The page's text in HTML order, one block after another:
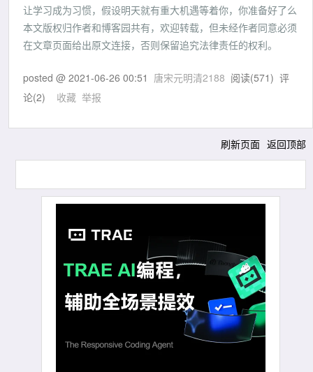
让学习成为习惯，假设明天就有重大机遇等着你，你准备好了么
本文版权归作者和博客园共有，欢迎转载，但未经作者同意必须
在文章页面给出原文连接，否则保留追究法律责任的权利。
posted @ 2021-06-26 00:51 唐宋元明清2188 阅读(571) 评
论(2) 收藏 举报
刷新页面 返回顶部